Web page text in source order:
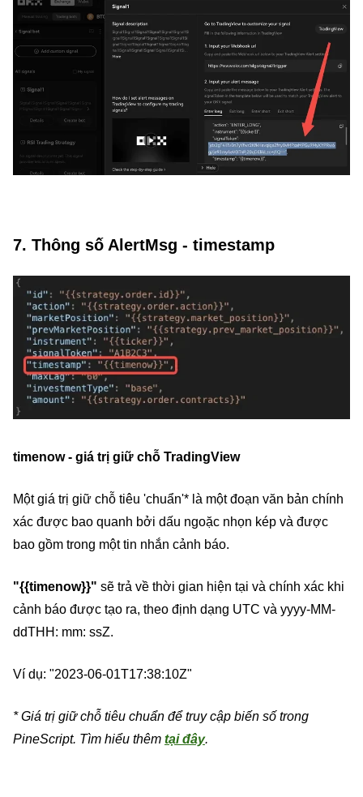
7. Thông số AlertMsg - timestamp
timenow - giá trị giữ chỗ TradingView
Một giá trị giữ chỗ tiêu 'chuẩn'* là một đoạn văn bản chính
xác được bao quanh bởi dấu ngoặc nhọn kép và được
bao gồm trong một tin nhắn cảnh báo.
"{{timenow}}" sẽ trả về thời gian hiện tại và chính xác khi
cảnh báo được tạo ra, theo định dạng UTC và yyyy-MM-
ddTHH: mm: ssZ.
Ví dụ: "2023-06-01T17:38:10Z"
* Giá trị giữ chỗ tiêu chuẩn để truy cập biến số trong
PineScript. Tìm hiểu thêm tại đây.